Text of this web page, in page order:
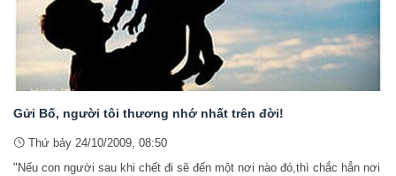
Gửi Bố, người tôi thương nhớ nhất trên đời!
Thứ bảy 24/10/2009, 08:50
"Nếu con người sau khi chết đi sẽ đến một nơi nào đó,thì chắc hẳn nơi